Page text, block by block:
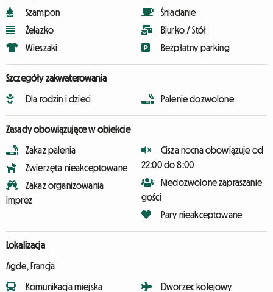
Szampon
Żelazko
Wieszaki
Śniadanie
Biurko / Stół
Bezpłatny parking
Szczegóły zakwaterowania
Dla rodzin i dzieci Palenie dozwolone
Zasady obowiązujące w obiekcie
Zakaz palenia
Zwierzęta nieakceptowane
Zakaz organizowania
imprez
Cisza nocna obowiązuje od
22:00 do 8:00
Niedozwolone zapraszanie
gości
Pary nieakceptowane
Lokalizacja
Agde, Francja
Komunikacja miejska
Dworzec kolejowy